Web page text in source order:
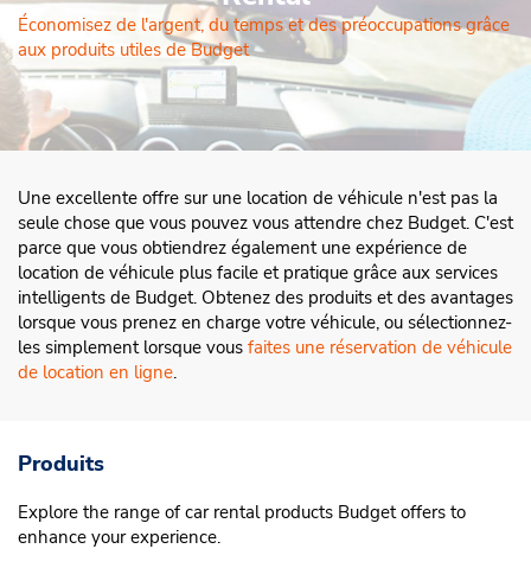
Économisez de l'argent, du temps et des préoccupations grâce
aux produits utiles de Budget
Une excellente offre sur une location de véhicule n'est pas la
seule chose que vous pouvez vous attendre chez Budget. C'est
parce que vous obtiendrez également une expérience de
location de véhicule plus facile et pratique grâce aux services
intelligents de Budget. Obtenez des produits et des avantages
lorsque vous prenez en charge votre véhicule, ou sélectionnez-
les simplement lorsque vous faites une réservation de véhicule
de location en ligne.
Produits
Explore the range of car rental products Budget offers to
enhance your experience.